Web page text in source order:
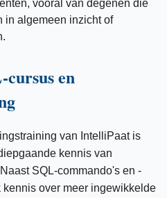
vooral van degenen die
in algemeen inzicht of
en
van IntelliPaat is
kennis van
SQL-commando's en -
over meer ingewikkelde